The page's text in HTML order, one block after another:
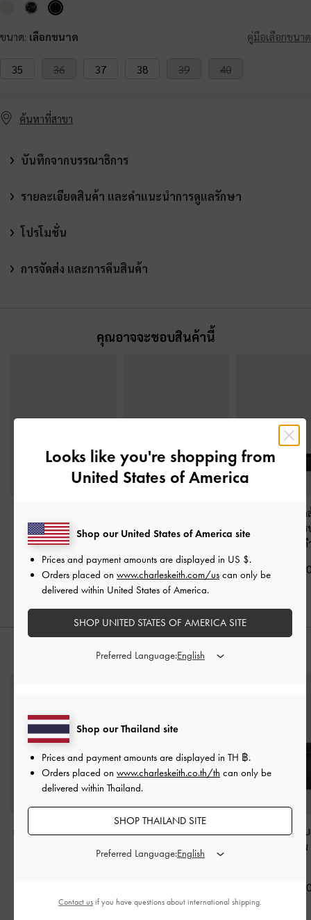
ขนาด: เลือกขนาด คู่มือเลือกขนาด
35 36 37 38 39 40
ค้นหาที่สาขา
บันทึกจากบรรณาธิการ
รายละเอียดสินค้า และคำแนะนำการดูแลรักษา
โปรโมชั่น
การจัดส่ง และการคืนสินค้า
คุณอาจจะชอบสินค้านี้
ประดับมุกรุ่น Marie
หนังเงาสีดำ
฿2,390.00
สายคาดตัววี
หนังเงาสี
฿2,390.00
รองเท้าส้นสูงรั
แมรี่เจนดีเทลโ
สี
฿2,590.00
สไตล์ลุคด้วย
กระเป๋าใส่บัตรดีไซน์ลาย
Hazel
สีดำอะไหล่สีเงิน
กระเป๋าโท้ทหู
ตกแต่งเข็มขัดรุ่
฿3,790.00
Looks like you're shopping from
United States of America
Shop our Thailand site
Prices and payment amounts are displayed in TH ฿.
Orders placed on www.charleskeith.co.th/th can only be
delivered within Thailand.
SHOP THAILAND SITE
Preferred Language:
Shop our United States of America site
Prices and payment amounts are displayed in US $.
Orders placed on www.charleskeith.com/us can only be
delivered within United States of America.
SHOP UNITED STATES OF AMERICA SITE
Preferred Language:
Contact us if you have questions about international shipping.